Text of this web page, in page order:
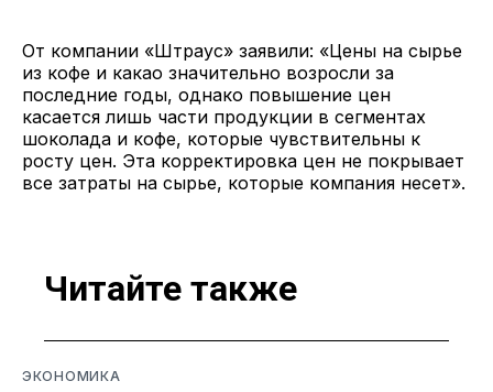
От компании «Штраус» заявили: «Цены на сырье
из кофе и какао значительно возросли за
последние годы, однако повышение цен
касается лишь части продукции в сегментах
шоколада и кофе, которые чувствительны к
росту цен. Эта корректировка цен не покрывает
все затраты на сырье, которые компания несет».
Читайте также
ЭКОНОМИКА